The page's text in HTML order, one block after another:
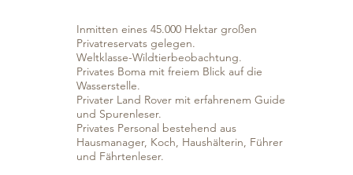
Inmitten eines 45.000 Hektar großen
Privatreservats gelegen.
Weltklasse-Wildtierbeobachtung.
Privates Boma mit freiem Blick auf die
Wasserstelle.
Privater Land Rover mit erfahrenem Guide
und Spurenleser.
Privates Personal bestehend aus
Hausmanager, Koch, Haushälterin, Führer
und Fährtenleser.